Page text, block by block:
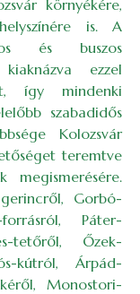
környékére,
is. A
és buszos
ezzel
így mindenki
szabadidős
Kolozsvár
teremtve
megismerésére.
Gorbó-
Páter-
tetőről, Őzek-
kútról, Árpád-
Monostori-